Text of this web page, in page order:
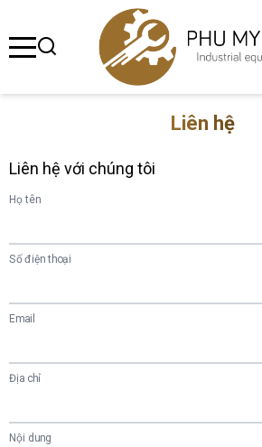
Liên hệ
Liên hệ với chúng tôi
Họ tên
Số điện thoại
Email
Địa chỉ
Nội dung